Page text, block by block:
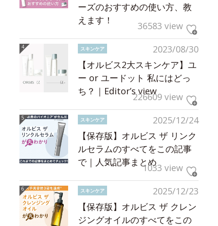
ーズのおすすめの使い方、教
えます！
36583 view
2023/08/30
スキンケア
【オルビス2大スキンケア】ユ
ー or ユードット 私にはどっ
ち？｜Editor’s view226609 view
2025/12/24
スキンケア
【保存版】オルビス ザ リンク
ルセラムのすべてをこの記事
で｜人気記事まとめ1033 view
2025/12/23
スキンケア
【保存版】オルビス ザ クレン
ジングオイルのすべてをこの